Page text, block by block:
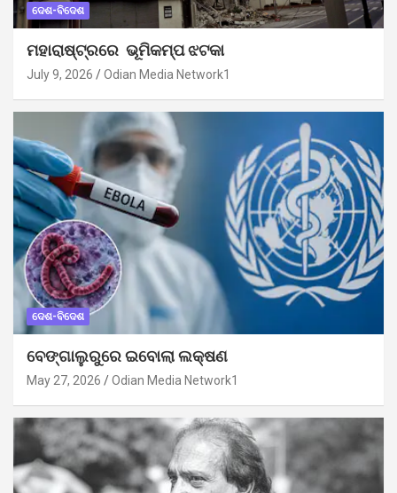
ଦେଶ-ବିଦେଶ
ମହାରାଷ୍ଟ୍ରରେ ଭୂମିକମ୍ପ ଝଟକା
July 9, 2026 Odian Media Network1
ଦେଶ-ବିଦେଶ
ବେଙ୍ଗାଲୁରୁରେ ଇବୋଲା ଲକ୍ଷଣ
May 27, 2026 Odian Media Network1